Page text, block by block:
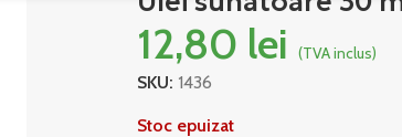
12,80 lei (TVA inclus)
SKU: 1436
Stoc epuizat